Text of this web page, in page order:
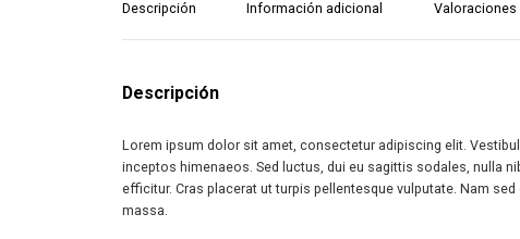
Descripción Información adicional Valoraciones
Descripción
Lorem ipsum dolor sit amet, consectetur adipiscing elit.
inceptos himenaeos. Sed luctus, dui eu sagittis sodales, nulla
efficitur. Cras placerat ut turpis pellentesque vulputate. Nam
massa.